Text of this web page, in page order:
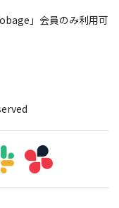
」会員のみ利用可